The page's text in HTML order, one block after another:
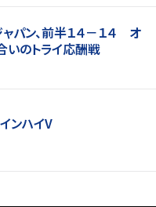
ャパン、前半１４－１４ オ
いのトライ応酬戦
ンハイV